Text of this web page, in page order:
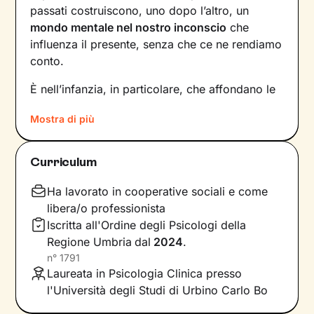
passati costruiscono, uno dopo l’altro, un
mondo mentale nel nostro inconscio che
influenza il presente, senza che ce ne rendiamo
conto.
È nell’infanzia, in particolare, che affondano le
e agire: leesperienze vissute in famiglia
infatti, vengono apprese, memorizzate e
riproposte nelle relazioni successive.
che in età adulta si attivano in maniera
automatica - è la chiave per innescare il
cambiamento.
Conoscere noi stessi significa
ciò che per tanto tempo è rimasto dietro le
quinte: raggiungere questo tipo di
consapevolezza è il primo passo necessario
Mostra di più
Curriculum
Ha lavorato in cooperative sociali e come
libera/o professionista
Iscritta all'Ordine degli Psicologi della
Regione Umbria dal 2024.
n° 1791
Laureata in Psicologia Clinica presso
l'Università degli Studi di Urbino Carlo Bo